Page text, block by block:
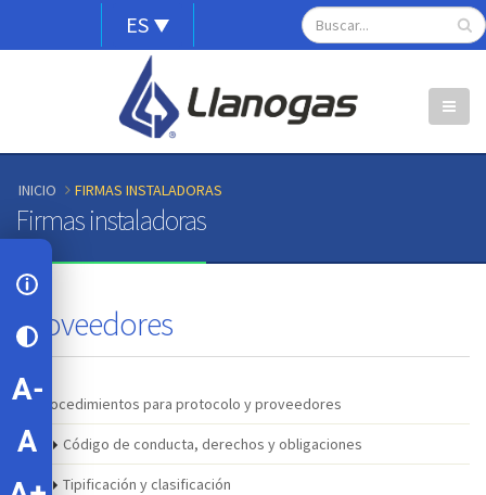
Alternador
de
idioma
ES
Open
configuration
Search
INICIO FIRMAS INSTALADORAS
Firmas instaladoras
Proveedores
Procedimientos para protocolo y proveedores
Código de conducta, derechos y obligaciones
Tipificación y clasificación